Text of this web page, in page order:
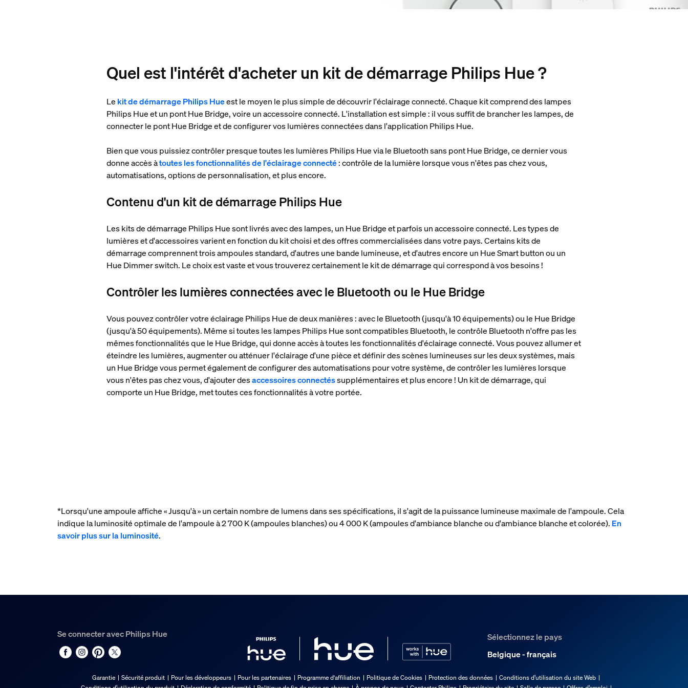
Quel est l'intérêt d'acheter un kit de démarrage Philips Hue ?
Le kit de démarrage Philips Hueest le moyen le plus simple de découvrir l'éclairage connecté. Chaque kit comprend des lampes
Philips Hue et un pont Hue Bridge, voire un accessoire connecté. L'installation est simple : il vous suffit de brancher les lampes, de
connecter le pont Hue Bridge et de configurer vos lumières connectées dans l'application Philips Hue.
Bien que vous puissiez contrôler presque toutes les lumières Philips Hue via le Bluetooth sans pont Hue Bridge, ce dernier vous
donne accès àtoutes les fonctionnalités de l'éclairage connecté: contrôle de la lumière lorsque vous n'êtes pas chez vous,
automatisations, options de personnalisation, et plus encore.
Contenu d'un kit de démarrage Philips Hue
Les kits de démarrage Philips Hue sont livrés avec des lampes, un Hue Bridge et parfois un accessoire connecté. Les types de
lumières et d'accessoires varient en fonction du kit choisi et des offres commercialisées dans votre pays. Certains kits de
démarrage comprennent trois ampoules standard, d'autres une bande lumineuse, et d'autres encore un Hue Smart button ou un
Hue Dimmer switch. Le choix est vaste et vous trouverez certainement le kit de démarrage qui correspond à vos besoins !
Contrôler les lumières connectées avec le Bluetooth ou le Hue Bridge
Vous pouvez contrôler votre éclairage Philips Hue de deux manières : avec le Bluetooth (jusqu'à 10 équipements) ou le Hue Bridge
(jusqu'à 50 équipements). Même si toutes les lampes Philips Hue sont compatibles Bluetooth, le contrôle Bluetooth n'offre pas les
mêmes fonctionnalités que le Hue Bridge, qui donne accès à toutes les fonctionnalités d'éclairage connecté. Vous pouvez allumer et
éteindre les lumières, augmenter ou atténuer l'éclairage d'une pièce et définir des scènes lumineuses sur les deux systèmes, mais
un Hue Bridge vous permet également de configurer des automatisations pour votre système, de contrôler les lumières lorsque
vous n'êtes pas chez vous, d'ajouter desaccessoires connectéssupplémentaires et plus encore ! Un kit de démarrage, qui
comporte un Hue Bridge, met toutes ces fonctionnalités à votre portée.
*Lorsqu'une ampoule affiche « Jusqu'à » un certain nombre de lumens dans ses spécifications, il s'agit de la puissance lumineuse maximale de l'ampoule. Cela
indique la luminosité optimale de l'ampoule à 2 700 K (ampoules blanches) ou 4 000 K (ampoules d'ambiance blanche ou d'ambiance blanche et colorée). En
savoir plus sur la luminosité.
Se connecter avec Philips Hue
Sélectionnez le pays
Belgique - français
Garantie Sécurité produit Pour les développeurs Pour les partenaires Programme d'affiliation Politique de Cookies Protection des données
Conditions d’utilisation du site Web